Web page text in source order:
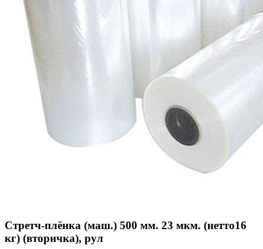
Стретч-плёнка (маш.) 500 мм. 23 мкм. (нетто16
кг) (вторичка), рул